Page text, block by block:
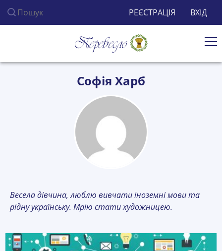
Пошук по сайту РЕЄСТРАЦІЯ ВХІД
Софія Харб
Весела дівчина, люблю вивчати іноземні мови та
рідну українську. Мрію стати художницею.